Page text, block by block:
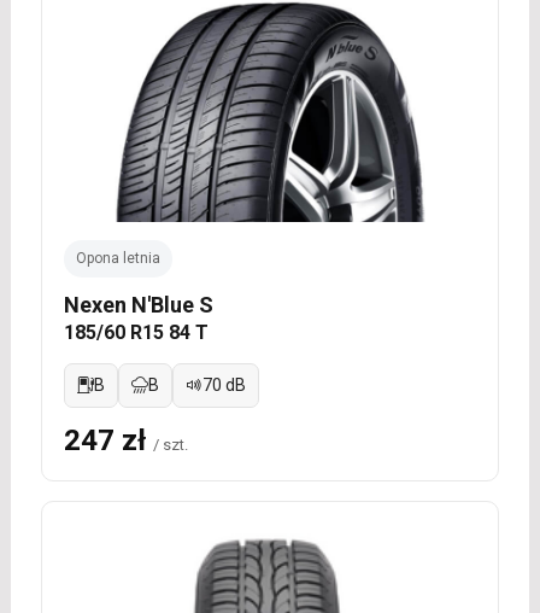
Opona letnia
Nexen N'Blue S
185/60 R15 84 T
B B 70 dB
247 zł / szt.